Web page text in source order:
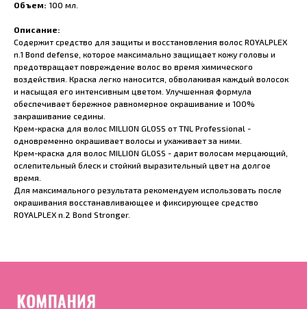
Объем: 100 мл.
Описание:
Содержит средство для защиты и восстановления волос ROYALPLEX
n.1 Bond defense, которое максимально защищает кожу головы и
предотвращает повреждение волос во время химического
воздействия. Краска легко наносится, обволакивая каждый волосок
и насыщая его интенсивным цветом. Улучшенная формула
обеспечивает бережное равномерное окрашивание и 100%
закрашивание седины.
Крем-краска для волос MILLION GLOSS от TNL Professional -
одновременно окрашивает волосы и ухаживает за ними.
Крем-краска для волос MILLION GLOSS - дарит волосам мерцающий,
ослепительный блеск и стойкий выразительный цвет на долгое
время.
Для максимального результата рекомендуем использовать после
окрашивания восстанавливающее и фиксирующее средство
ROYALPLEX n.2 Bond Stronger.